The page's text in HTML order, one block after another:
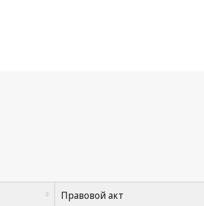
Правовой акт